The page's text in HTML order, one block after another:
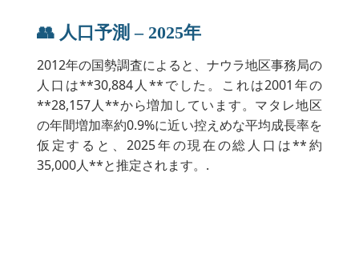
👥 人口予測 – 2025年
2012年の国勢調査によると、ナウラ地区事務局の
人口は**30,884人**でした。これは2001年の
**28,157人**から増加しています。マタレ地区
の年間増加率約0.9%に近い控えめな平均成長率を
仮定すると、2025年の現在の総人口は**約
35,000人**と推定されます。.